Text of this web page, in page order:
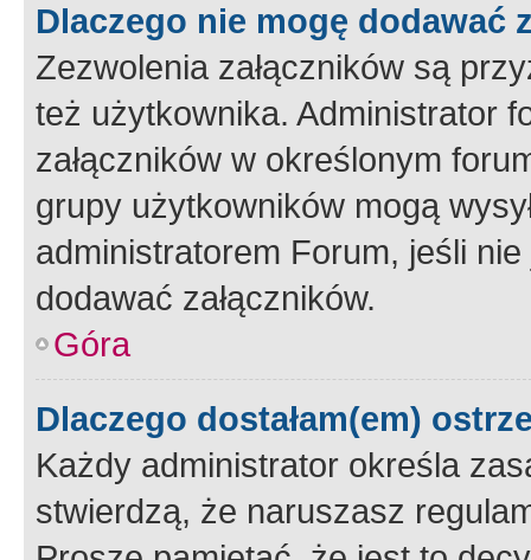
Dlaczego nie mogę dodawać
Zezwolenia załączników są
też użytkownika. Administrator
załączników w określonym
grupy użytkowników mogą
administratorem Forum, jeśli
dodawać załączników.
Góra
Dlaczego dostałam(em)
Każdy administrator określa
stwierdzą, że naruszasz